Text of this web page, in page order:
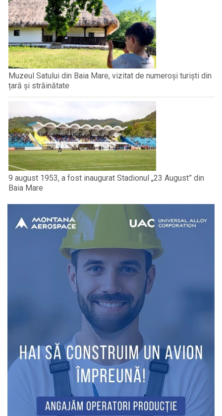
Muzeul Satului din Baia Mare, vizitat de numeroși turiști din
țară și străinătate
9 august 1953, a fost inaugurat Stadionul „23 August” din
Baia Mare